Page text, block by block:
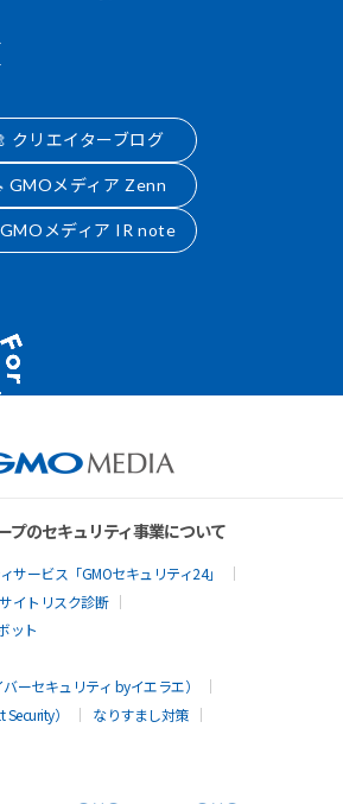
クリエイターブログ
GMOメディア Zenn
メディア IR note
プのセキュリティ事業について
サービス「GMOセキュリティ24」
イトリスク診断
ット
ーセキュリティ byイエラエ）
）
なりすまし対策